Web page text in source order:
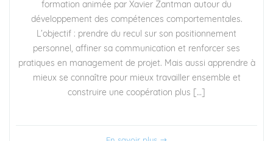
formation animée par Xavier Zantman autour du
développement des compétences comportementales.
L’objectif : prendre du recul sur son positionnement
personnel, affiner sa communication et renforcer ses
pratiques en management de projet. Mais aussi apprendre à
mieux se connaître pour mieux travailler ensemble et
construire une coopération plus […]